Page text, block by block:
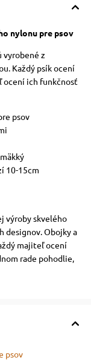
nylonu pre psov
vyrobené z
Každý psík ocení
ocení ich funkčnosť
psov
10-15cm
výroby skvelého
designov. Obojky a
majiteľ ocení
rade pohodlie,
psov